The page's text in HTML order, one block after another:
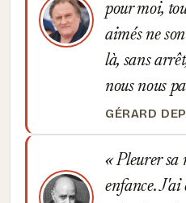
pour moi,
aimés ne
là, sans
nous nous
GÉRARD
Pleurer sa
enfance. J'ai